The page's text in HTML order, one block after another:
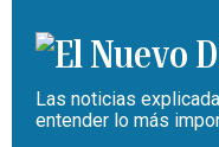
Las noticias
entender lo más